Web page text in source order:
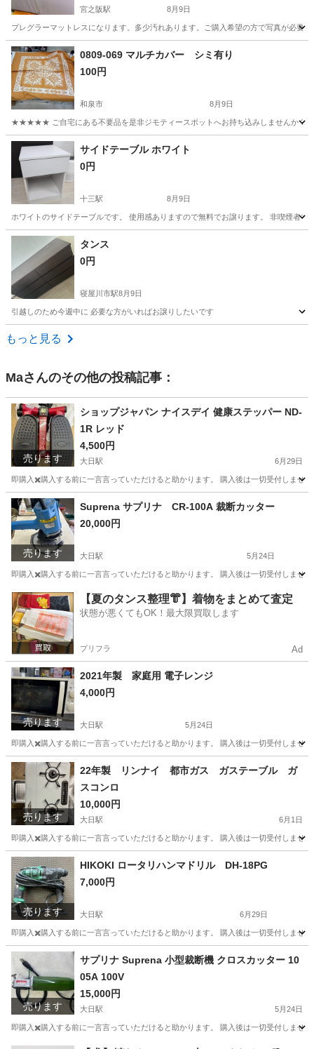
宮之阪駅 8月9日
プレグラーマットレスになります。多少汚れあります。ご購入希望の方で写真が必要
大阪 枚方市 ベッド
0809-069 マルチカバー シミ有り
100円
和泉市 8月9日
★★★★★ ご自宅にある不要品を是非ジモティースポットへお持ち込みしませんか？
大阪 和泉市 ファブリック、カバー 現地
サイドテーブル ホワイト
0円
十三駅 8月9日
ホワイトのサイドテーブルです。 使用感ありますので無料でお譲ります。 非喫煙者で
大阪 豊中市
タンス
0円
寝屋川市駅8月9日
引越しのため今週中に 必要な方がいればお譲りしたいです
大阪 寝屋川市
もっと見る
Maさんのその他の投稿記事：
売ります
ショップジャパン ナイスデイ 健康ステッパー ND-
1R レッド
4,500円
大日駅 6月29日
即購入✖️購入する前に一言言っていただけると助かります。 購入後は一切受付しませ
大阪 守口市 その他
売ります
Suprena サプリナ CR-100A 裁断カッター
20,000円
大日駅 5月24日
即購入✖️購入する前に一言言っていただけると助かります。 購入後は一切受付しませ
大阪 守口市 大日駅 その他 カッター
【夏のタンス整理👘】着物をまとめて査定
状態が悪くてもOK！最大限買取します
プリフラ Ad
売ります
2021年製 家庭用 電子レンジ
4,000円
大日駅 5月24日
即購入✖️購入する前に一言言っていただけると助かります。 購入後は一切受付しませ
大阪 守口市 大日駅 キッチン家電 フユヒサイクル
売ります
22年製 リンナイ 都市ガス ガステーブル ガ
スコンロ
10,000円
大日駅 6月1日
即購入✖️購入する前に一言言っていただけると助かります。 購入後は一切受付しませ
大阪 守口市 調理器具 フユヒサイクル
売ります
HIKOKI ロータリハンマドリル DH-18PG
7,000円
大日駅 6月29日
即購入✖️購入する前に一言言っていただけると助かります。 購入後は一切受付しませ
大阪 守口市 大日駅 HIKOKI
売ります
サプリナ Suprena 小型裁断機 クロスカッター 10
05A 100V
15,000円
大日駅 5月24日
即購入✖️購入する前に一言言っていただけると助かります。 購入後は一切受付しませ